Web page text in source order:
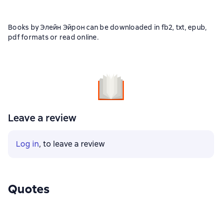
Books by Элейн Эйрон can be downloaded in fb2, txt, epub,
pdf formats or read online.
Leave a review
Log in, to leave a review
Quotes